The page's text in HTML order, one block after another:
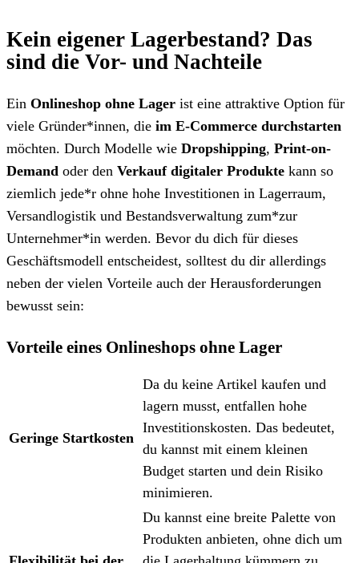
Kein eigener Lagerbestand? Das
sind die Vor- und Nachteile
Ein Onlineshop ohne Lager ist eine attraktive Option für
viele Gründer*innen, die im E-Commerce durchstarten
möchten. Durch Modelle wie Dropshipping, Print-on-
Demand oder den Verkauf digitaler Produkte kann so
ziemlich jede*r ohne hohe Investitionen in Lagerraum,
Versandlogistik und Bestandsverwaltung zum*zur
Unternehmer*in werden. Bevor du dich für dieses
Geschäftsmodell entscheidest, solltest du dir allerdings
neben der vielen Vorteile auch der Herausforderungen
bewusst sein:
Vorteile eines Onlineshops ohne Lager
Geringe Startkosten
Da du keine Artikel kaufen und
lagern musst, entfallen hohe
Investitionskosten. Das bedeutet,
du kannst mit einem kleinen
Budget starten und dein Risiko
minimieren.
Du kannst eine breite Palette von
Produkten anbieten, ohne dich um